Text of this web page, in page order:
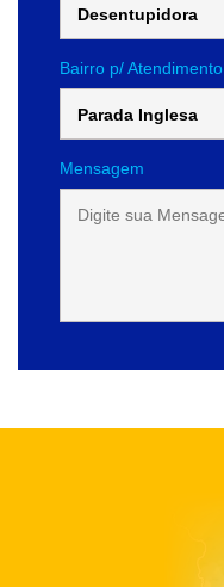
Bairro p/ Atendimento
Mensagem